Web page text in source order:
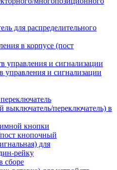
для распределительного
в корпусе (пост
управления и сигнализации
управления и сигнализации
переключатель) в
кнопки
кнопочный
для
рейку
сборе